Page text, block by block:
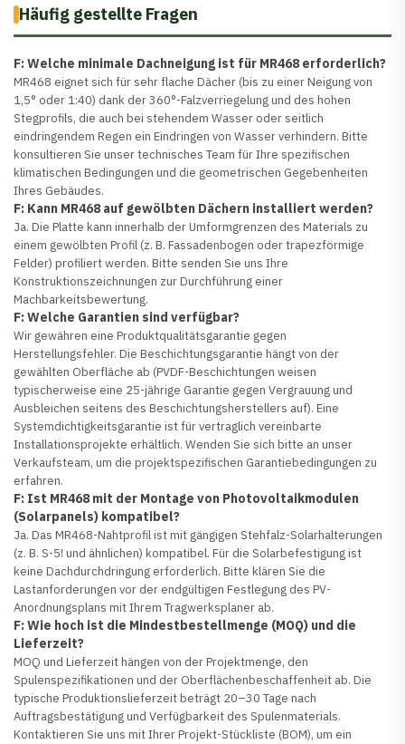
Häufig gestellte Fragen
F: Welche minimale Dachneigung ist für MR468 erforderlich?
MR468 eignet sich für sehr flache Dächer (bis zu einer Neigung von
1,5° oder 1:40) dank der 360°-Falzverriegelung und des hohen
Stegprofils, die auch bei stehendem Wasser oder seitlich
eindringendem Regen ein Eindringen von Wasser verhindern. Bitte
konsultieren Sie unser technisches Team für Ihre spezifischen
klimatischen Bedingungen und die geometrischen Gegebenheiten
Ihres Gebäudes.
F: Kann MR468 auf gewölbten Dächern installiert werden?
Ja. Die Platte kann innerhalb der Umformgrenzen des Materials zu
einem gewölbten Profil (z. B. Fassadenbogen oder trapezförmige
Felder) profiliert werden. Bitte senden Sie uns Ihre
Konstruktionszeichnungen zur Durchführung einer
Machbarkeitsbewertung.
F: Welche Garantien sind verfügbar?
Wir gewähren eine Produktqualitätsgarantie gegen
Herstellungsfehler. Die Beschichtungsgarantie hängt von der
gewählten Oberfläche ab (PVDF-Beschichtungen weisen
typischerweise eine 25-jährige Garantie gegen Vergrauung und
Ausbleichen seitens des Beschichtungsherstellers auf). Eine
Systemdichtigkeitsgarantie ist für vertraglich vereinbarte
Installationsprojekte erhältlich. Wenden Sie sich bitte an unser
Verkaufsteam, um die projektspezifischen Garantiebedingungen zu
erfahren.
F: Ist MR468 mit der Montage von Photovoltaikmodulen
(Solarpanels) kompatibel?
Ja. Das MR468-Nahtprofil ist mit gängigen Stehfalz-Solarhalterungen
(z. B. S-5! und ähnlichen) kompatibel. Für die Solarbefestigung ist
keine Dachdurchdringung erforderlich. Bitte klären Sie die
Lastanforderungen vor der endgültigen Festlegung des PV-
Anordnungsplans mit Ihrem Tragwerksplaner ab.
F: Wie hoch ist die Mindestbestellmenge (MOQ) und die
Lieferzeit?
MOQ und Lieferzeit hängen von der Projektmenge, den
Spulenspezifikationen und der Oberflächenbeschaffenheit ab. Die
typische Produktionslieferzeit beträgt 20–30 Tage nach
Auftragsbestätigung und Verfügbarkeit des Spulenmaterials.
Kontaktieren Sie uns mit Ihrer Projekt-Stückliste (BOM), um ein